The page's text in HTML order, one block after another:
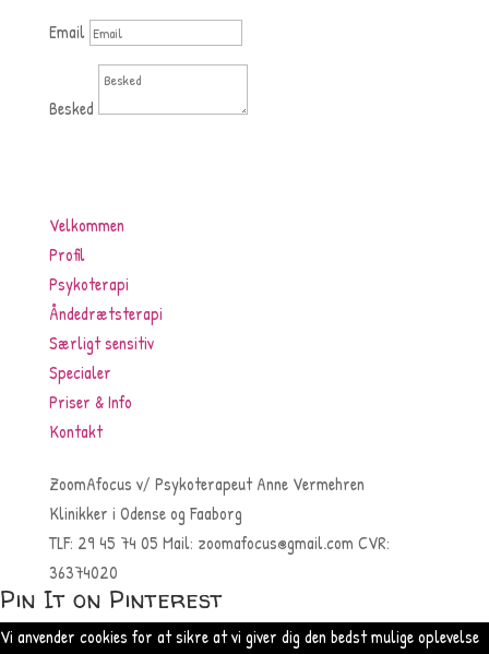
Email
Besked
Velkommen
Profil
Psykoterapi
Åndedrætsterapi
Særligt sensitiv
Specialer
Priser & Info
Kontakt
ZoomAfocus v/ Psykoterapeut Anne Vermehren
Klinikker i Odenseog Faaborg
TLF: 29 45 74 05 Mail: zoomafocus@gmail.com CVR:
36374020
Pin It on Pinterest
Vi anvender cookies for at sikre at vi giver dig den bedst mulige oplevelse